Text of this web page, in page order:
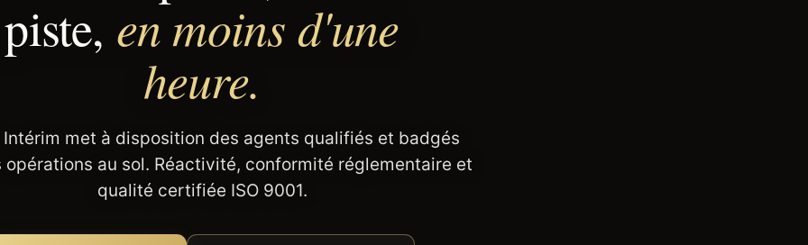
piste, en moins d'une
heure.
Intérim met à disposition des agents qualifiés et badgés
opérations au sol. Réactivité, conformité réglementaire et
qualité certifiée ISO 9001.